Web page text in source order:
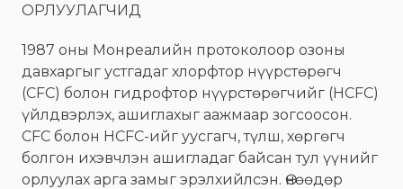
ОРЛУУЛАГЧИД
1987 оны Монреалийн протоколоор озоны
давхаргыг устгадаг хлорфтор нүүрстөрөгч
(CFC) болон гидрофтор нүүрстөрөгчийг (HCFC)
үйлдвэрлэх, ашиглахыг аажмаар зогсоосон.
CFC болон HCFC-ийг уусгагч, түлш, хөргөгч
болгон ихэвчлэн ашигладаг байсан тул үүнийг
орлуулах арга замыг эрэлхийлсэн. Өнөөдөр